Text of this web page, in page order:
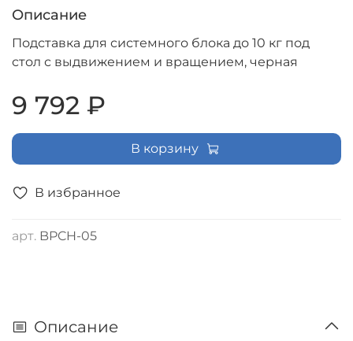
В избранное
арт. BPCH-05
Описание
Подставка для системного блока до 10 кг под
стол с выдвижением и вращением, черная
9 792 ₽
В корзину
Описание